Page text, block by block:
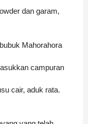
dan garam,
Mahorahora
campuran
cair, aduk rata.